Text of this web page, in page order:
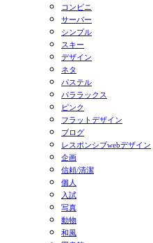
コンビニ
サーバー
シンプル
スキー
デザイン
ネタ
パステル
パララックス
ピンク
フラットデザイン
ブログ
レスポンシブwebデザイン
企画
信頼/清潔
個人
入試
写真
動物
和風